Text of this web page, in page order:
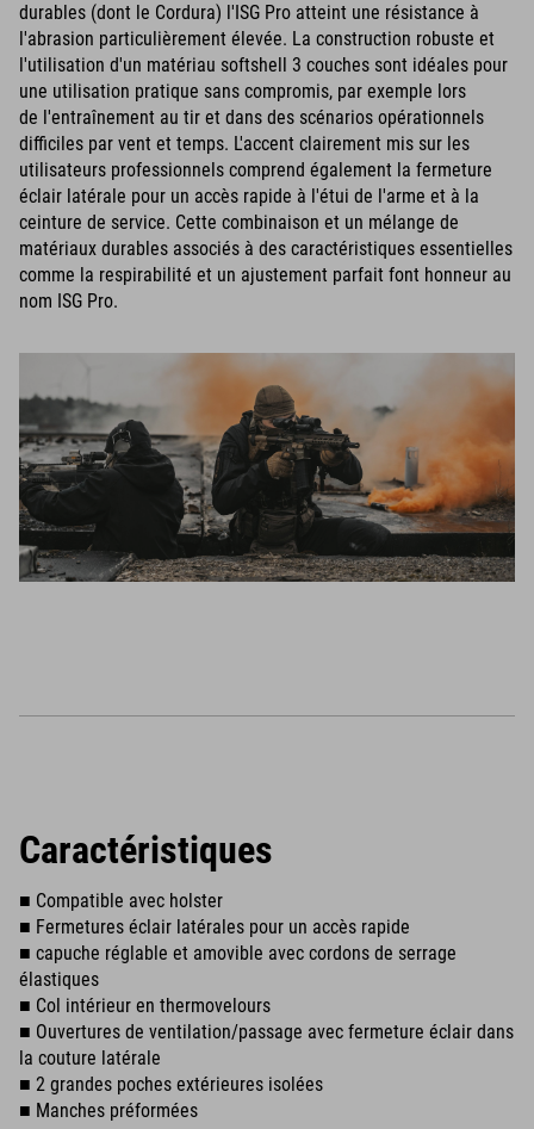
durables (dont le Cordura) l'ISG Pro atteint une résistance à
l'abrasion particulièrement élevée. La construction robuste et
l'utilisation d'un matériau softshell 3 couches sont idéales pour
une utilisation pratique sans compromis, par exemple lors
de l'entraînement au tir et dans des scénarios opérationnels
difficiles par vent et temps. L'accent clairement mis sur les
utilisateurs professionnels comprend également la fermeture
éclair latérale pour un accès rapide à l'étui de l'arme et à la
ceinture de service. Cette combinaison et un mélange de
matériaux durables associés à des caractéristiques essentielles
comme la respirabilité et un ajustement parfait font honneur au
nom ISG Pro.
Caractéristiques
■ Compatible avec holster
■ Fermetures éclair latérales pour un accès rapide
■ capuche réglable et amovible avec cordons de serrage
élastiques
■ Col intérieur en thermovelours
■ Ouvertures de ventilation/passage avec fermeture éclair dans
la couture latérale
■ 2 grandes poches extérieures isolées
■ Manches préformées